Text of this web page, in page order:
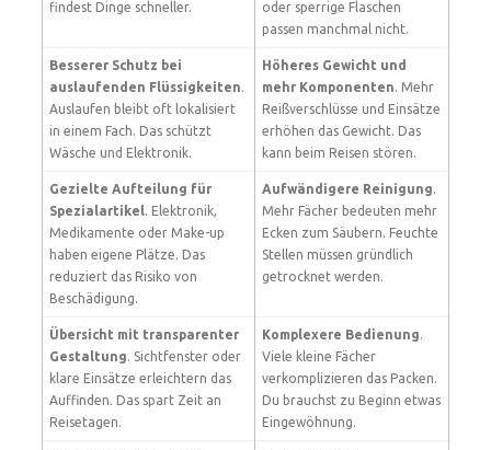
findest Dinge schneller.
oder sperrige Flaschen
passen manchmal nicht.
Besserer Schutz bei
auslaufenden Flüssigkeiten.
Auslaufen bleibt oft lokalisiert
in einem Fach. Das schützt
Wäsche und Elektronik.
Höheres Gewicht und
mehr Komponenten. Mehr
Reißverschlüsse und Einsätze
erhöhen das Gewicht. Das
kann beim Reisen stören.
Gezielte Aufteilung für
Spezialartikel. Elektronik,
Medikamente oder Make-up
haben eigene Plätze. Das
reduziert das Risiko von
Beschädigung.
Aufwändigere Reinigung.
Mehr Fächer bedeuten mehr
Ecken zum Säubern. Feuchte
Stellen müssen gründlich
getrocknet werden.
Übersicht mit transparenter
Gestaltung. Sichtfenster oder
klare Einsätze erleichtern das
Auffinden. Das spart Zeit an
Reisetagen.
Komplexere Bedienung.
Viele kleine Fächer
verkomplizieren das Packen.
Du brauchst zu Beginn etwas
Eingewöhnung.